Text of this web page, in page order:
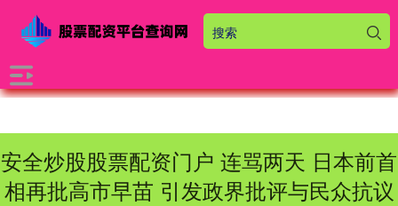
安全炒股股票配资门户 连骂两天 日本前首
相再批高市早苗 引发政界批评与民众抗议